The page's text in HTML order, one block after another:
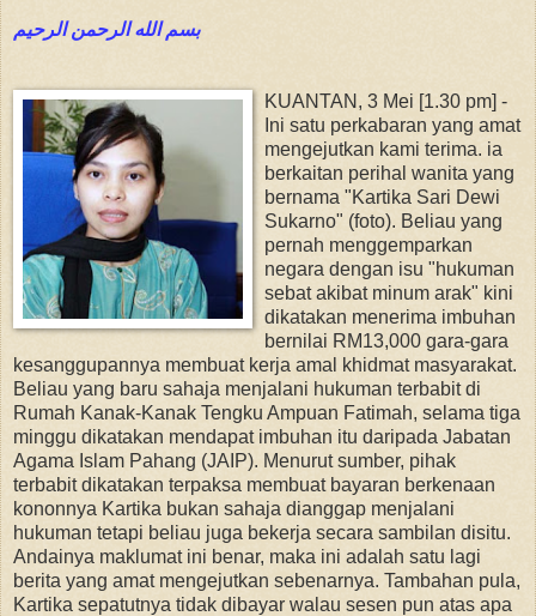
بسم الله الرحمن الرحيم
KUANTAN, 3 Mei [1.30 pm] -
Ini satu perkabaran yang amat
mengejutkan kami terima. ia
berkaitan perihal wanita yang
bernama "Kartika Sari Dewi
Sukarno" (foto). Beliau yang
pernah menggemparkan
negara dengan isu "hukuman
sebat akibat minum arak" kini
dikatakan menerima imbuhan
bernilai RM13,000 gara-gara
kesanggupannya membuat kerja amal khidmat masyarakat.
Beliau yang baru sahaja menjalani hukuman terbabit di
Rumah Kanak-Kanak Tengku Ampuan Fatimah, selama tiga
minggu dikatakan mendapat imbuhan itu daripada Jabatan
Agama Islam Pahang (JAIP). Menurut sumber, pihak
terbabit dikatakan terpaksa membuat bayaran berkenaan
kononnya Kartika bukan sahaja dianggap menjalani
hukuman tetapi beliau juga bekerja secara sambilan disitu.
Andainya maklumat ini benar, maka ini adalah satu lagi
berita yang amat mengejutkan sebenarnya. Tambahan pula,
Kartika sepatutnya tidak dibayar walau sesen pun atas apa